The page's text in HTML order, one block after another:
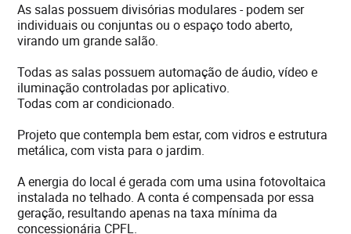
As salas possuem divisórias modulares - podem ser
individuais ou conjuntas ou o espaço todo aberto,
virando um grande salão.
Todas as salas possuem automação de áudio, vídeo e
iluminação controladas por aplicativo.
Todas com ar condicionado.
Projeto que contempla bem estar, com vidros e estrutura
metálica, com vista para o jardim.
A energia do local é gerada com uma usina fotovoltaica
instalada no telhado. A conta é compensada por essa
geração, resultando apenas na taxa mínima da
concessionária CPFL.